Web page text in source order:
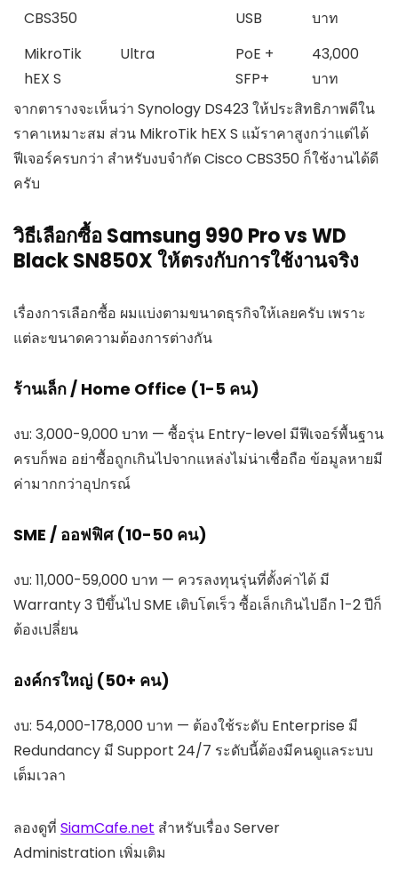
CBS350
USB
บาท
MikroTik
hEX S
Ultra
PoE +
SFP+
43,000
บาท
จากตารางจะเห็นว่า Synology DS423 ให้ประสิทธิภาพดีใน
ราคาเหมาะสม ส่วน MikroTik hEX S แม้ราคาสูงกว่าแต่ได้
ฟีเจอร์ครบกว่า สำหรับงบจำกัด Cisco CBS350 ก็ใช้งานได้ดี
ครับ
วิธีเลือกซื้อ Samsung 990 Pro vs WD
Black SN850X ให้ตรงกับการใช้งานจริง
เรื่องการเลือกซื้อ ผมแบ่งตามขนาดธุรกิจให้เลยครับ เพราะ
แต่ละขนาดความต้องการต่างกัน
ร้านเล็ก / Home Office (1-5 คน)
งบ: 3,000-9,000 บาท — ซื้อรุ่น Entry-level มีฟีเจอร์พื้นฐาน
ครบก็พอ อย่าซื้อถูกเกินไปจากแหล่งไม่น่าเชื่อถือ ข้อมูลหายมี
ค่ามากกว่าอุปกรณ์
SME / ออฟฟิศ (10-50 คน)
งบ: 11,000-59,000 บาท — ควรลงทุนรุ่นที่ตั้งค่าได้ มี
Warranty 3 ปีขึ้นไป SME เติบโตเร็ว ซื้อเล็กเกินไปอีก 1-2 ปีก็
ต้องเปลี่ยน
องค์กรใหญ่ (50+ คน)
งบ: 54,000-178,000 บาท — ต้องใช้ระดับ Enterprise มี
Redundancy มี Support 24/7 ระดับนี้ต้องมีคนดูแลระบบ
เต็มเวลา
ลองดูที่ SiamCafe.net สำหรับเรื่อง Server
Administration เพิ่มเติม